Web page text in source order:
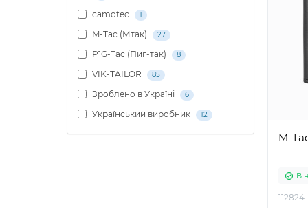
camotec 1
M-Tac (Мтак) 27
P1G-Tac (Пиг-так) 8
VIK-TAILOR 85
Зроблено в Україні 6
Український виробник 12
M-
В
112824